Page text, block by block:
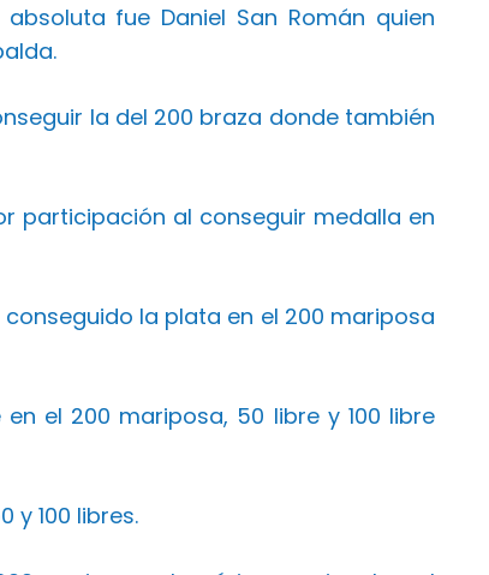
fue Daniel San Román quien
la del 200 braza donde también
participación al conseguir medalla en
la plata en el 200 mariposa
el 200 mariposa, 50 libre y 100 libre
y 100 libres.